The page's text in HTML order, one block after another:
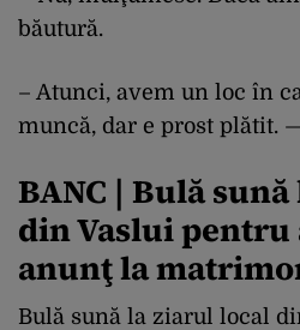
băutură.
– Atunci, avem un loc în
muncă, dar e prost plătit.
BANC | Bulă
din Vaslui pentru
anunţ la
Bulă sună la ziarul local